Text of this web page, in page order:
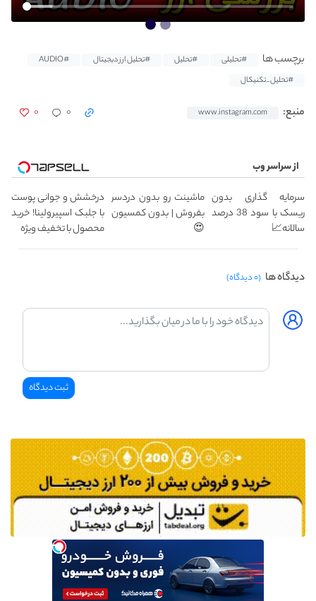
برچسب ها #تحلیلی #تحلیل #تحلیل ارز دیجیتال
#AUDIO
#تحلیل_تکنیکال
منبع: www.instagram.com ۰ ۰
از سراسر وب
سرمایه گذاری بدون
ریسک با سود 38 درصد
سالانه📈
ماشینت رو بدون دردسر
بفروش | بدون کمسیون
😍
درخشش و جوانی پوست
با جلبک اسپیرولینا! خرید
محصول با تخفیف ویژه
دیدگاه ها (۰ دیدگاه)